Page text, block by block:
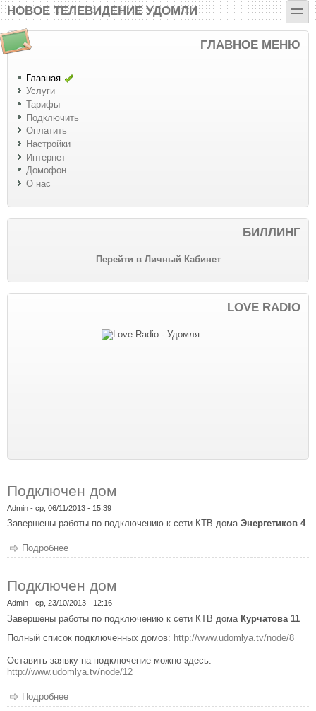
Перейти к основному содержанию
Skip to search
НОВОЕ ТЕЛЕВИДЕНИЕ УДОМЛИ toggle
ГЛАВНОЕ МЕНЮ
Главная
Услуги
Тарифы
Подключить
Оплатить
Настройки
Интернет
Домофон
О нас
БИЛЛИНГ
Перейти в Личный Кабинет
LOVE RADIO
Подключен дом
Admin - ср, 06/11/2013 - 15:39
Завершены работы по подключению к сети КТВ дома Энергетиков 4
Подробнее
Подключен дом
Admin - ср, 23/10/2013 - 12:16
Завершены работы по подключению к сети КТВ дома Курчатова 11
Полный список подключенных домов: http://www.udomlya.tv/node/8
Оставить заявку на подключение можно здесь:
http://www.udomlya.tv/node/12
Подробнее